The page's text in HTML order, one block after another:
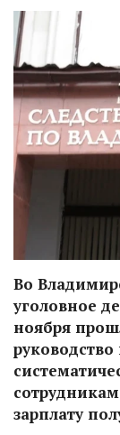
Во
уголовное
ноября
зарплату